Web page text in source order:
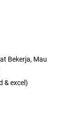
Bekerja, Mau
& excel)